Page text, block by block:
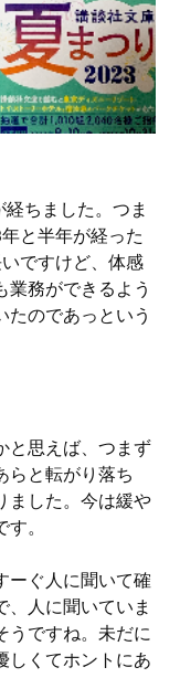
ちました。つま
と半年が経った
ですけど、体感
務ができるよう
のであっという
と思えば、つまず
らと転がり落ち
ました。今は緩や
。
ーぐ人に聞いて確
人に聞いていま
うですね。未だに
しくてホントにあ